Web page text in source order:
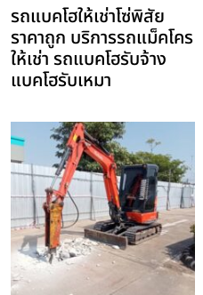
รถแบคโฮให้เช่าโซ่พิสัย
ราคาถูก บริการรถแม็คโคร
ให้เช่า รถแบคโฮรับจ้าง
แบคโฮรับเหมา